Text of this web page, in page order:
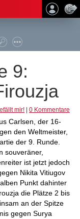
9:
mir! 0 Kommentare
Carlsen, der 16-
den Weltmeister,
der 9. Runde.
souveräner,
ist jetzt jedoch
Nikita Vitiugov
Punkt dahinter
die Plätze 2 bis
an der Spitze
gegen Surya